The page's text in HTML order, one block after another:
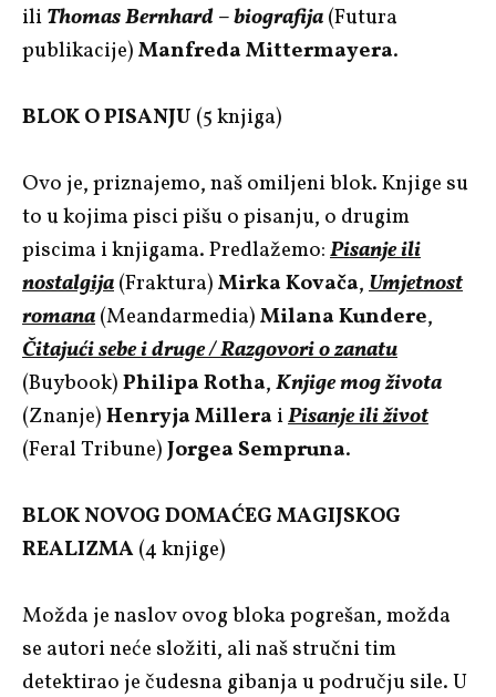
iliThomas Bernhard – biografija(Futura
publikacije)Manfreda Mittermayera.
BLOK O PISANJU (5 knjiga)
Ovo je, priznajemo, naš omiljeni blok. Knjige su
to u kojima pisci pišu o pisanju, o drugim
piscima i knjigama. Predlažemo:Pisanje ili
nostalgija(Fraktura)Mirka Kovača,Umjetnost
romana(Meandarmedia)Milana Kundere,
Čitajući sebe i druge / Razgovori o zanatu
(Buybook)Philipa Rotha,Knjige mog života
(Znanje)Henryja MilleraiPisanje ili život
(Feral Tribune)Jorgea Sempruna.
BLOK NOVOG DOMAĆEG MAGIJSKOG
REALIZMA(4 knjige)
Možda je naslov ovog bloka pogrešan, možda
se autori neće složiti, ali naš stručni tim
detektirao je čudesna gibanja u području sile. U